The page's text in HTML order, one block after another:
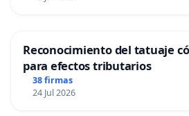
Reconocimiento del tatuaje
para efectos tributarios
38 firmas
24 Jul 2026